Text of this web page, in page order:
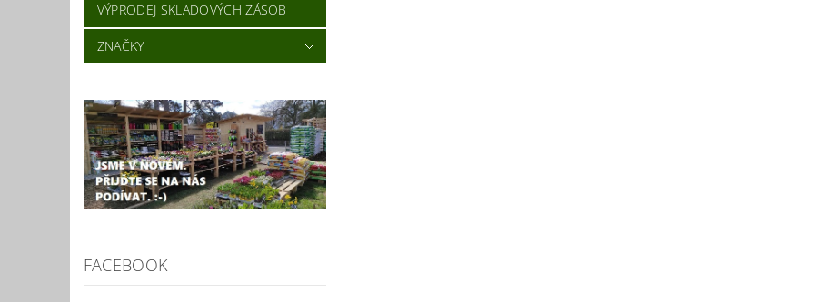
VÝPRODEJ SKLADOVÝCH ZÁSOB
ZNAČKY
FACEBOOK